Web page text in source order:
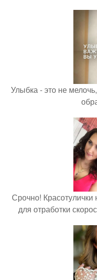
Улыбка - это не
Срочно!
для отработки